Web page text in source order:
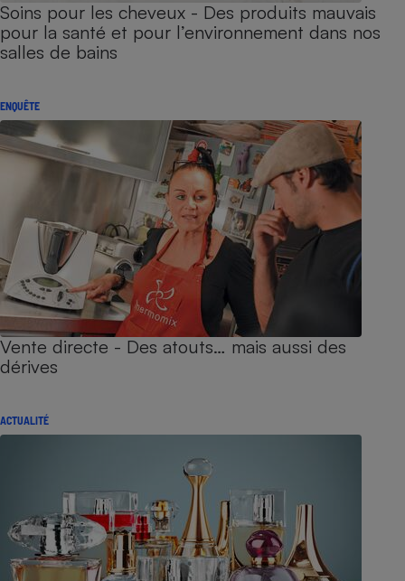
Soins pour les cheveux - Des produits mauvais
pour la santé et pour l’environnement dans nos
salles de bains
ENQUÊTE
Vente directe - Des atouts… mais aussi des
dérives
ACTUALITÉ